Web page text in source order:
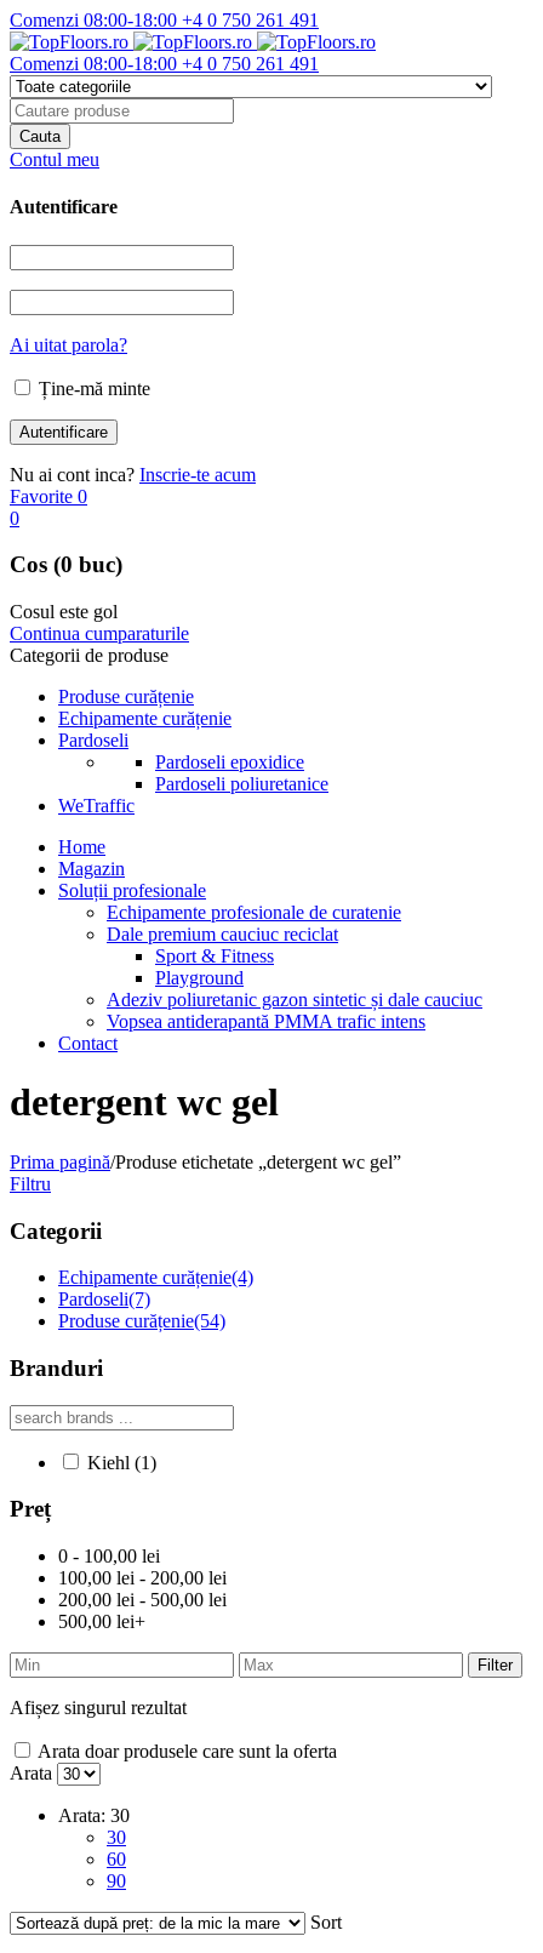
Comenzi 08:00-18:00 +4 0 750 261 491
Comenzi 08:00-18:00 +4 0 750 261 491
Contul meu
Autentificare
Ai uitat parola?
Ține-mă minte
Nu ai cont inca? Inscrie-te acum
Favorite 0
0
Cos (0 buc)
Cosul este gol
Continua cumparaturile
Categorii de produse
Produse curățenie
Echipamente curățenie
Pardoseli
Pardoseli epoxidice
Pardoseli poliuretanice
WeTraffic
Home
Magazin
Soluții profesionale
Echipamente profesionale de curatenie
Dale premium cauciuc reciclat
Sport & Fitness
Playground
Adeziv poliuretanic gazon sintetic și dale cauciuc
Vopsea antiderapantă PMMA trafic intens
Contact
detergent wc gel
Prima pagină/Produse etichetate „detergent wc gel”
Filtru
Categorii
Echipamente curățenie(4)
Pardoseli(7)
Produse curățenie(54)
Branduri
Kiehl (1)
Preț
0 - 100,00 lei
100,00 lei - 200,00 lei
200,00 lei - 500,00 lei
500,00 lei+
Filter
Afișez singurul rezultat
Arata doar produsele care sunt la oferta
Arata
Arata: 30
30
60
90
Sort